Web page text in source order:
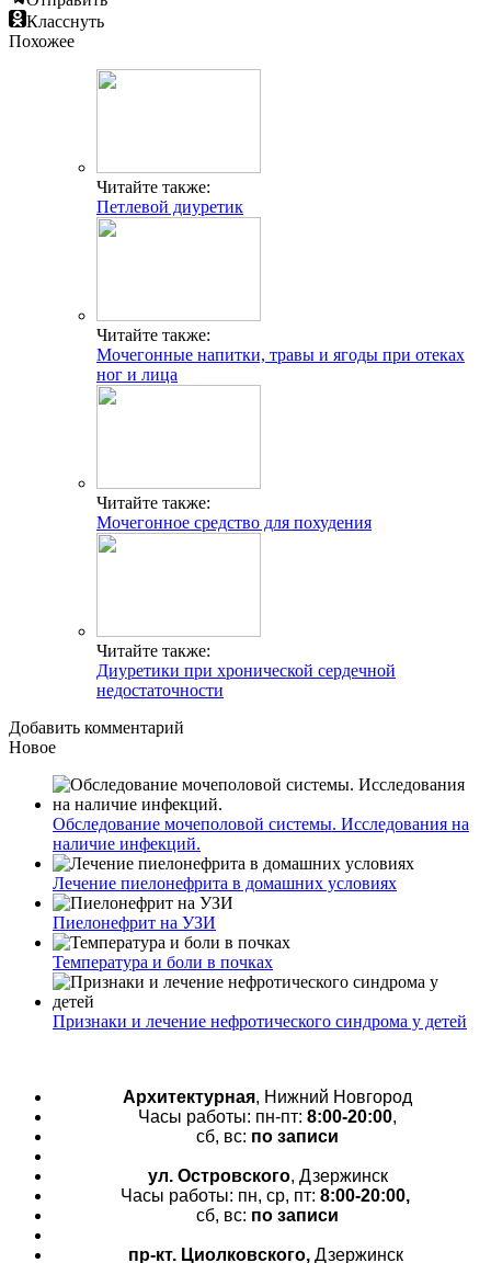
Класснуть
Похожее
Читайте также:
Петлевой диуретик
Читайте также:
Мочегонные напитки, травы и ягоды при отеках
ног и лица
Читайте также:
Мочегонное средство для похудения
Читайте также:
Диуретики при хронической сердечной
недостаточности
Добавить комментарий
Новое
Обследование мочеполовой системы. Исследования на
наличие инфекций.
Лечение пиелонефрита в домашних условиях
Пиелонефрит на УЗИ
Температура и боли в почках
Признаки и лечение нефротического синдрома у детей
Архитектурная, Нижний Новгород
Часы работы: пн-пт: 8:00-20:00,
сб, вс: по записи
ул. Островского, Дзержинск
Часы работы: пн, ср, пт: 8:00-20:00,
сб, вс: по записи
пр-кт. Циолковского, Дзержинск